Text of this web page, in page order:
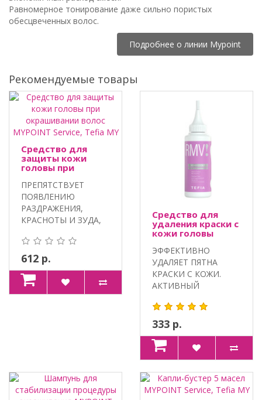
Равномерное тонирование даже сильно пористых
обесцвеченных волос.
Подробнее о линии Mypoint
Рекомендуемые товары
Средство для
защиты кожи
головы при
волос MYPOINT
Service, Tefia MY
ПРЕПЯТСТВУЕТ
ПОЯВЛЕНИЮ
РАЗДРАЖЕНИЯ,
КРАСНОТЫ И ЗУДА,
ОКРАШИВАНИЕ К..
612 р.
Средство для
удаления краски с
кожи головы
Tefia MY
ЭФФЕКТИВНО
УДАЛЯЕТ ПЯТНА
КРАСКИ С КОЖИ.
АКТИВНЫЙ
HYDROVANCE,
ПАНТЕНОЛ,..
333 р.